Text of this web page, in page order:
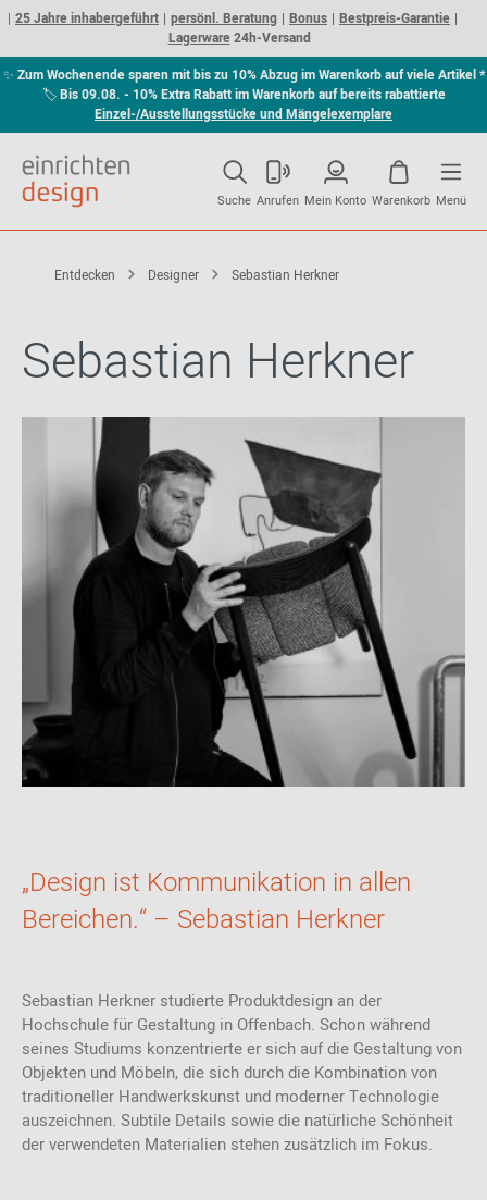
25 Jahre inhabergeführt persönl. Beratung Bonus
Bestpreis-Garantie
Lagerware24h-Versand
✨ Zum Wochenende sparen mit bis zu 10% Abzug im Warenkorb auf viele Artikel *
🏷Bis 09.08. - 10% Extra Rabatt im Warenkorb auf bereits rabattierte
Einzel-/Ausstellungsstücke und Mängelexemplare
Suche Anrufen Mein Konto Warenkorb Menü
Entdecken Designer Sebastian Herkner
Sebastian Herkner
„Design ist Kommunikation in allen
Bereichen.“ – Sebastian Herkner
Sebastian Herkner studierte Produktdesign an der
Hochschule für Gestaltung in Offenbach. Schon während
seines Studiums konzentrierte er sich auf die Gestaltung von
Objekten und Möbeln, die sich durch die Kombination von
traditioneller Handwerkskunst und moderner Technologie
auszeichnen. Subtile Details sowie die natürliche Schönheit
der verwendeten Materialien stehen zusätzlich im Fokus.